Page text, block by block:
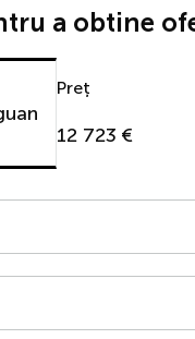
a obtine
Preț
12 723 €